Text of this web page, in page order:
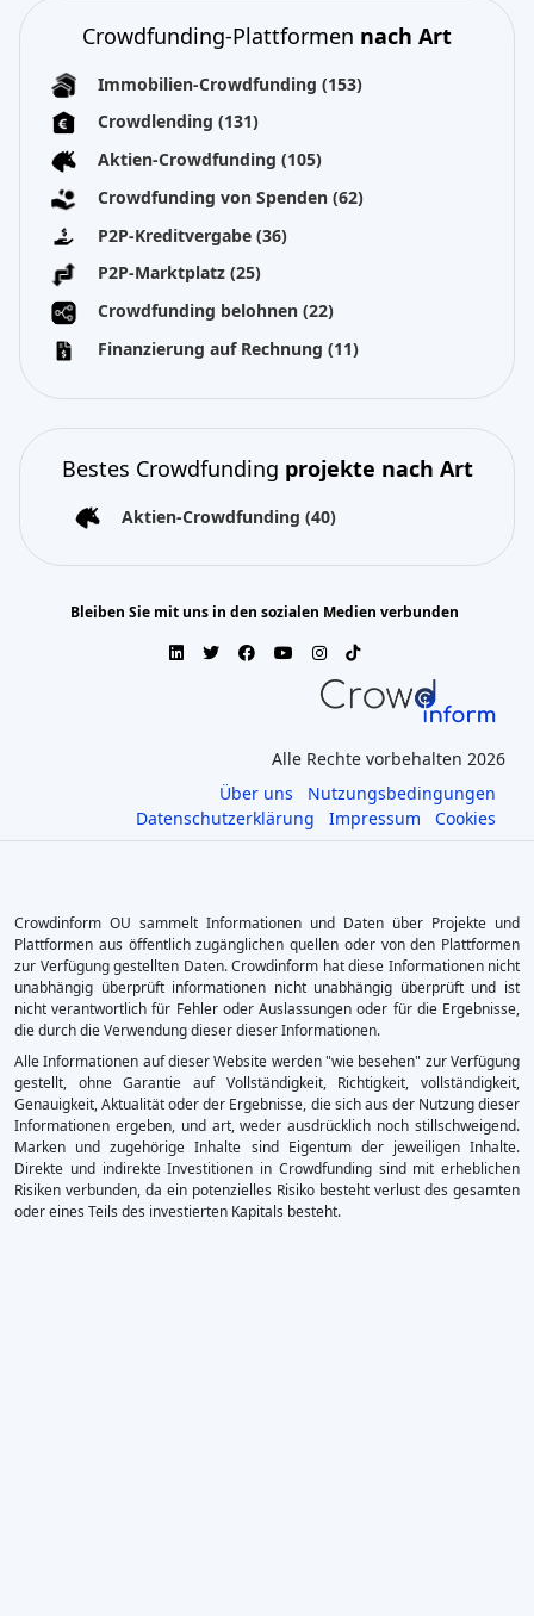
Crowdfunding-Plattformen nach Art
Immobilien-Crowdfunding (153)
Crowdlending (131)
Aktien-Crowdfunding (105)
Crowdfunding von Spenden (62)
P2P-Kreditvergabe (36)
P2P-Marktplatz (25)
Crowdfunding belohnen (22)
Finanzierung auf Rechnung (11)
Bestes Crowdfunding projekte nach Art
Aktien-Crowdfunding (40)
Bleiben Sie mit uns in den sozialen Medien verbunden
Alle Rechte vorbehalten 2026
Über uns
Nutzungsbedingungen
Datenschutzerklärung
Impressum Cookies
Crowdinform OU sammelt Informationen und Daten über Projekte und
Plattformen aus öffentlich zugänglichen quellen oder von den Plattformen
zur Verfügung gestellten Daten. Crowdinform hat diese Informationen nicht
unabhängig überprüft informationen nicht unabhängig überprüft und ist
nicht verantwortlich für Fehler oder Auslassungen oder für die Ergebnisse,
die durch die Verwendung dieser dieser Informationen.
Alle Informationen auf dieser Website werden "wie besehen" zur Verfügung
gestellt, ohne Garantie auf Vollständigkeit, Richtigkeit, vollständigkeit,
Genauigkeit, Aktualität oder der Ergebnisse, die sich aus der Nutzung dieser
Informationen ergeben, und art, weder ausdrücklich noch stillschweigend.
Marken und zugehörige Inhalte sind Eigentum der jeweiligen Inhalte.
Direkte und indirekte Investitionen in Crowdfunding sind mit erheblichen
Risiken verbunden, da ein potenzielles Risiko besteht verlust des gesamten
oder eines Teils des investierten Kapitals besteht.